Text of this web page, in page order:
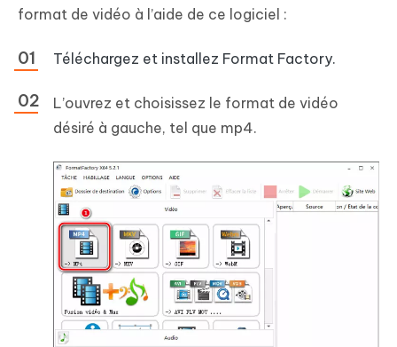
format de vidéo à l’aide de ce logiciel :
Téléchargez et installez Format Factory.
L’ouvrez et choisissez le format de vidéo
désiré à gauche, tel que mp4.